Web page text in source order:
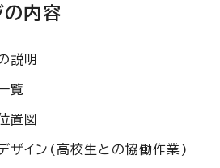
内容
説明
覧
置図
ザイン(高校生との協働作業)